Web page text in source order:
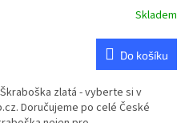
Skladem
Do košíku
zlatá - vyberte si v
Doručujeme po celé České